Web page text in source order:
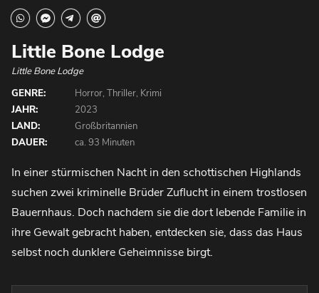
Little Bone Lodge
Little Bone Lodge
GENRE:
Horror, Thriller, Krimi
JAHR:
2023
LAND:
Großbritannien
DAUER:
ca. 93 Minuten
In einer stürmischen Nacht in den schottischen Highlands
suchen zwei kriminelle Brüder Zuflucht in einem trostlosen
Bauernhaus. Doch nachdem sie die dort lebende Familie in
ihre Gewalt gebracht haben, entdecken sie, dass das Haus
selbst noch dunklere Geheimnisse birgt.